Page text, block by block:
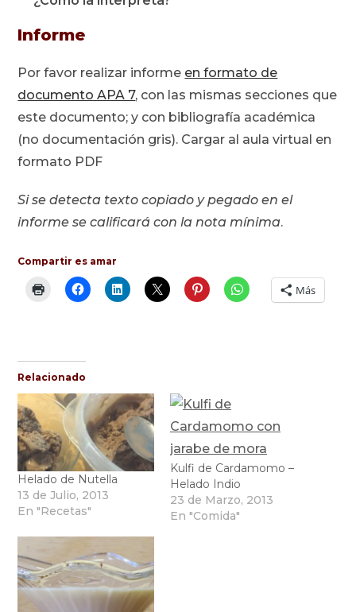
Informe
Por favor realizar informe en formato de
documento APA 7, con las mismas secciones que
este documento; y con bibliografía académica
(no documentación gris). Cargar al aula virtual en
formato PDF
Si se detecta texto copiado y pegado en el
informe se calificará con la nota mínima.
Compartir es amar
Más
Relacionado
Helado de Nutella
13 de Julio, 2013
En "Recetas"
Kulfi de Cardamomo –
Helado Indio
23 de Marzo, 2013
En "Comida"